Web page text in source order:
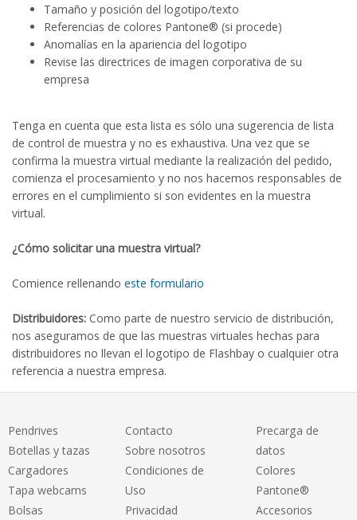
Tamaño y posición del logotipo/texto
Referencias de colores Pantone® (si procede)
Anomalías en la apariencia del logotipo
Revise las directrices de imagen corporativa de su
empresa
Tenga en cuenta que esta lista es sólo una sugerencia de lista
de control de muestra y no es exhaustiva. Una vez que se
confirma la muestra virtual mediante la realización del pedido,
comienza el procesamiento y no nos hacemos responsables de
errores en el cumplimiento si son evidentes en la muestra
virtual.
¿Cómo solicitar una muestra virtual?
Comience rellenando este formulario
Distribuidores: Como parte de nuestro servicio de distribución,
nos aseguramos de que las muestras virtuales hechas para
distribuidores no llevan el logotipo de Flashbay o cualquier otra
referencia a nuestra empresa.
Pendrives
Botellas y tazas
Cargadores
Tapa webcams
Bolsas
Contacto
Sobre nosotros
Condiciones de
Uso
Privacidad
Precarga de
datos
Colores
Pantone®
Accesorios